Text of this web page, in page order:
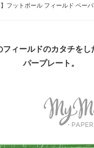
】フットボール フィールド ペー
フィールドのカタチを
パープレート。